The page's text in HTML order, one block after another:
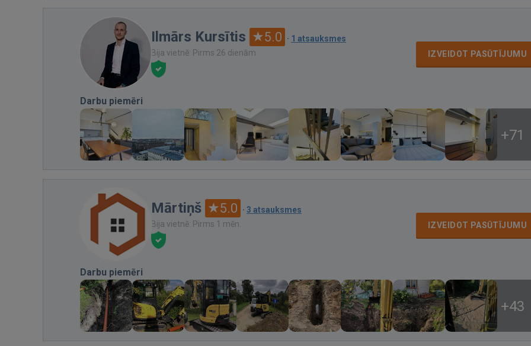
Ilmārs Kursītis 5.0 · 1 atsauksmes
Bija vietnē: Pirms 26 dienām
IZVEIDOT PASŪTĪJUMU
Darbu piemēri
+71
Mārtiņš 5.0 · 3 atsauksmes
Bija vietnē: Pirms 1 mēn.
IZVEIDOT PASŪTĪJUMU
Darbu piemēri
+43